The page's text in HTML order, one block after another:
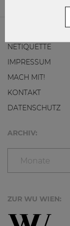
NETIQUETTE
IMPRESSUM
MACH MIT!
KONTAKT
DATENSCHUTZ
ARCHIV:
Monate
ZUR WU WIEN: